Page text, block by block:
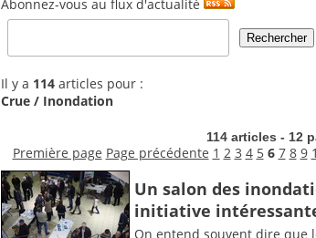
Abonnez-vous au flux d'actualité
Il y a 114 articles pour :
Crue / Inondation
114 articles - 12
Première page Page précédente 1 2 3 4 5 6 7 8 9
Un salon des
initiative
On entend souvent dire que